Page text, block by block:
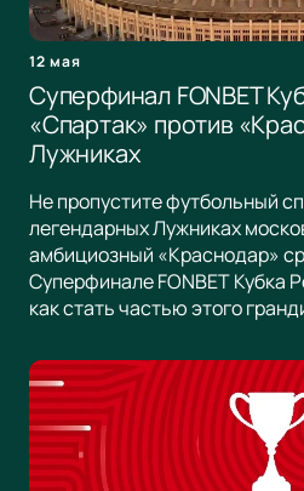
12 мая
Суперфинал FONBET
«Спартак» против
Лужниках
Не пропустите футбольный
легендарных Лужниках
амбициозный «Краснодар»
Суперфинале FONBET Кубка
как стать частью этого